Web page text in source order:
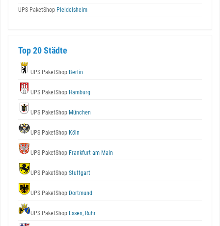
UPS PaketShop Pleidelsheim
Top 20 Städte
UPS PaketShop Berlin
UPS PaketShop Hamburg
UPS PaketShop München
UPS PaketShop Köln
UPS PaketShop Frankfurt am Main
UPS PaketShop Stuttgart
UPS PaketShop Dortmund
UPS PaketShop Essen, Ruhr